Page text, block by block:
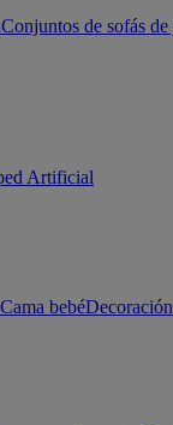
Conjuntos de sofás
Artificial
Cama bebé